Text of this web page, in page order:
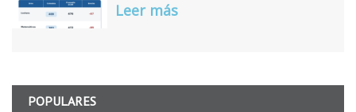
Leer más
POPULARES